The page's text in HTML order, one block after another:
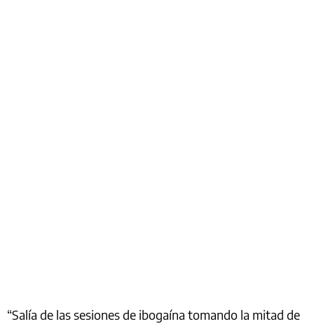
“Salía de las sesiones de ibogaína tomando la mitad de